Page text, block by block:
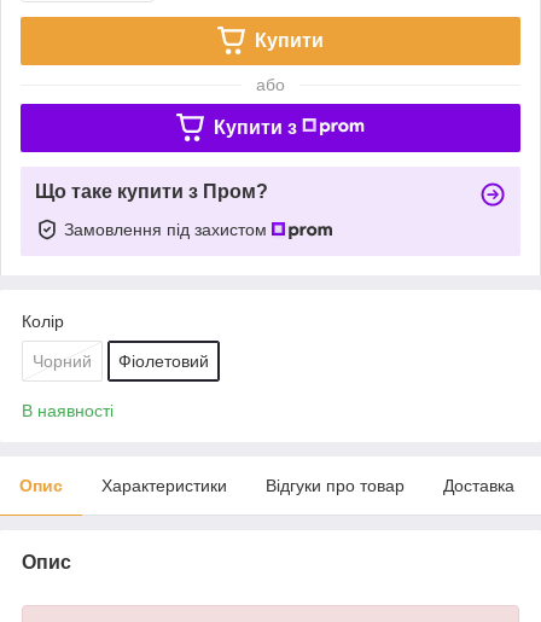
Купити
або
Купити з
Що таке купити з Пром?
Замовлення під захистом
Колір
Чорний Фіолетовий
В наявності
Опис Характеристики Відгуки про товар Доставка
Опис